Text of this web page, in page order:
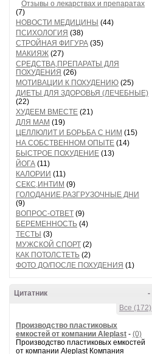
Отзывы о лекарствах и препаратах
(7)
НОВОСТИ МЕДИЦИНЫ (44)
ПСИХОЛОГИЯ (38)
СТРОЙНАЯ ФИГУРА (35)
МАКИЯЖ (27)
СРЕДСТВА,ПРЕПАРАТЫ ДЛЯ
ПОХУДЕНИЯ (26)
МОТИВАЦИИ К ПОХУДЕНИЮ (25)
ДИЕТЫ ДЛЯ ЗДОРОВЬЯ (ЛЕЧЕБНЫЕ)
(22)
ХУДЕЕМ ВМЕСТЕ (21)
ДЛЯ МАМ (19)
ЦЕЛЛЮЛИТ И БОРЬБА С НИМ (15)
НА СОБСТВЕННОМ ОПЫТЕ (14)
БЫСТРОЕ ПОХУДЕНИЕ (13)
ЙОГА (11)
КАЛОРИИ (11)
СЕКС,ИНТИМ (9)
ГОЛОДАНИЕ,РАЗГРУЗОЧНЫЕ ДНИ
(9)
ВОПРОС-ОТВЕТ (9)
БЕРЕМЕННОСТЬ (4)
ТЕСТЫ (3)
МУЖСКОЙ СПОРТ (2)
КАК ПОТОЛСТЕТЬ (2)
ФОТО ДО/ПОСЛЕ ПОХУДЕНИЯ (1)
-
Цитатник
Все (172)
Производство пластиковых
емкостей от компании Aleplast - (0)
Производство пластиковых емкостей
от компании Aleplast Компания